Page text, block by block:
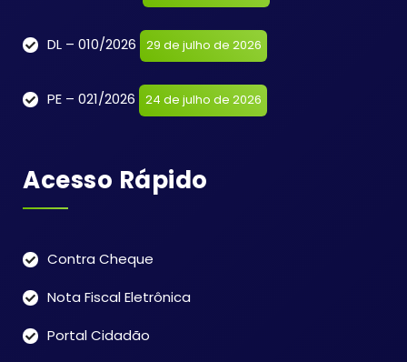
DL – 010/2026 29 de julho de 2026
PE – 021/2026 24 de julho de 2026
Acesso Rápido
Contra Cheque
Nota Fiscal Eletrônica
Portal Cidadão